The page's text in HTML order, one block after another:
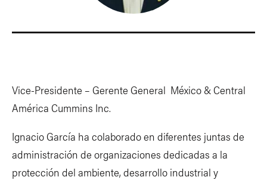
Vice-Presidente – Gerente General México & Central
América Cummins Inc.
Ignacio García ha colaborado en diferentes juntas de
administración de organizaciones dedicadas a la
protección del ambiente, desarrollo industrial y